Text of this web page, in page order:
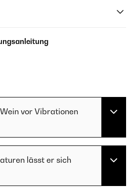
vor Vibrationen
lässt er sich